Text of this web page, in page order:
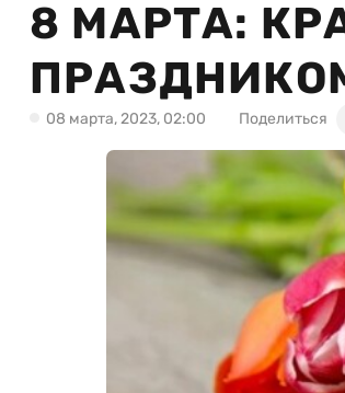
8 МАРТА:
08 марта, 2023, 02:00 Поделиться